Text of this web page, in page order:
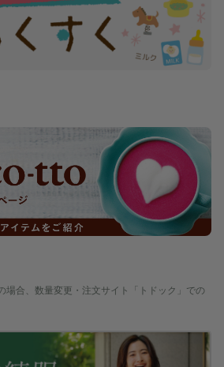
場合、数量変更・注文サイト「トドック」での